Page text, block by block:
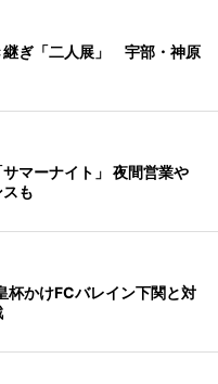
継ぎ「二人展」 宇部・神原
マーナイト」 夜間営業や
も
杯かけFCバレイン下関と対